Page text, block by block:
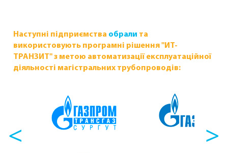
Наступні підприємства обрали та
використовують програмні рішення "ИТ-
ТРАНЗИТ" з метою автоматизації експлуатаційної
діяльності магістральних трубопроводів:
< >